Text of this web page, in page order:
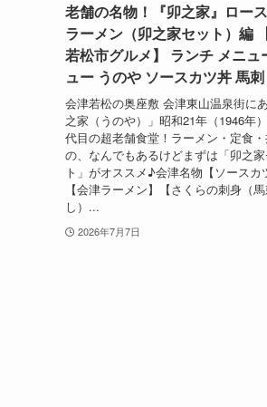
老舗の名物！『卯之家』ロー
ラーメン（卯之家セット）編
若松市グルメ】 ランチ メニュ
ュー うのや ソースカツ丼 馬刺
会津若松の奥座敷 会津東山温泉街に
之家（うのや）」昭和21年（1946年
代目の超老舗食堂！ラーメン・定食・
の、なんでもあるけどまずは「卯之家
ト」がオススメ♪会津名物【ソースカ
【会津ラーメン】【さくらの刺身（
し）...
2026年7月7日